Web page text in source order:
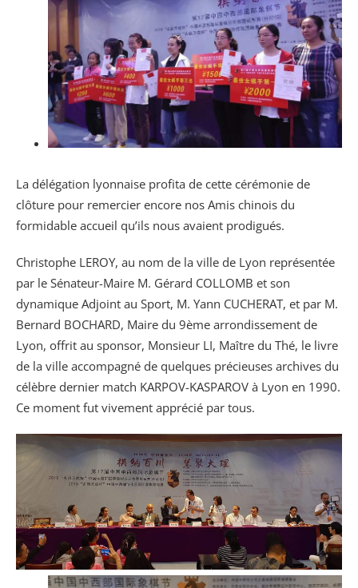
La délégation lyonnaise profita de cette cérémonie de
clôture pour remercier encore nos Amis chinois du
formidable accueil qu’ils nous avaient prodigués.
Christophe LEROY, au nom de la ville de Lyon représentée
par le Sénateur-Maire M. Gérard COLLOMB et son
dynamique Adjoint au Sport, M. Yann CUCHERAT, et par M.
Bernard BOCHARD, Maire du 9ème arrondissement de
Lyon, offrit au sponsor, Monsieur LI, Maître du Thé, le livre
de la ville accompagné de quelques précieuses archives du
célèbre dernier match KARPOV-KASPAROV à Lyon en 1990.
Ce moment fut vivement apprécié par tous.